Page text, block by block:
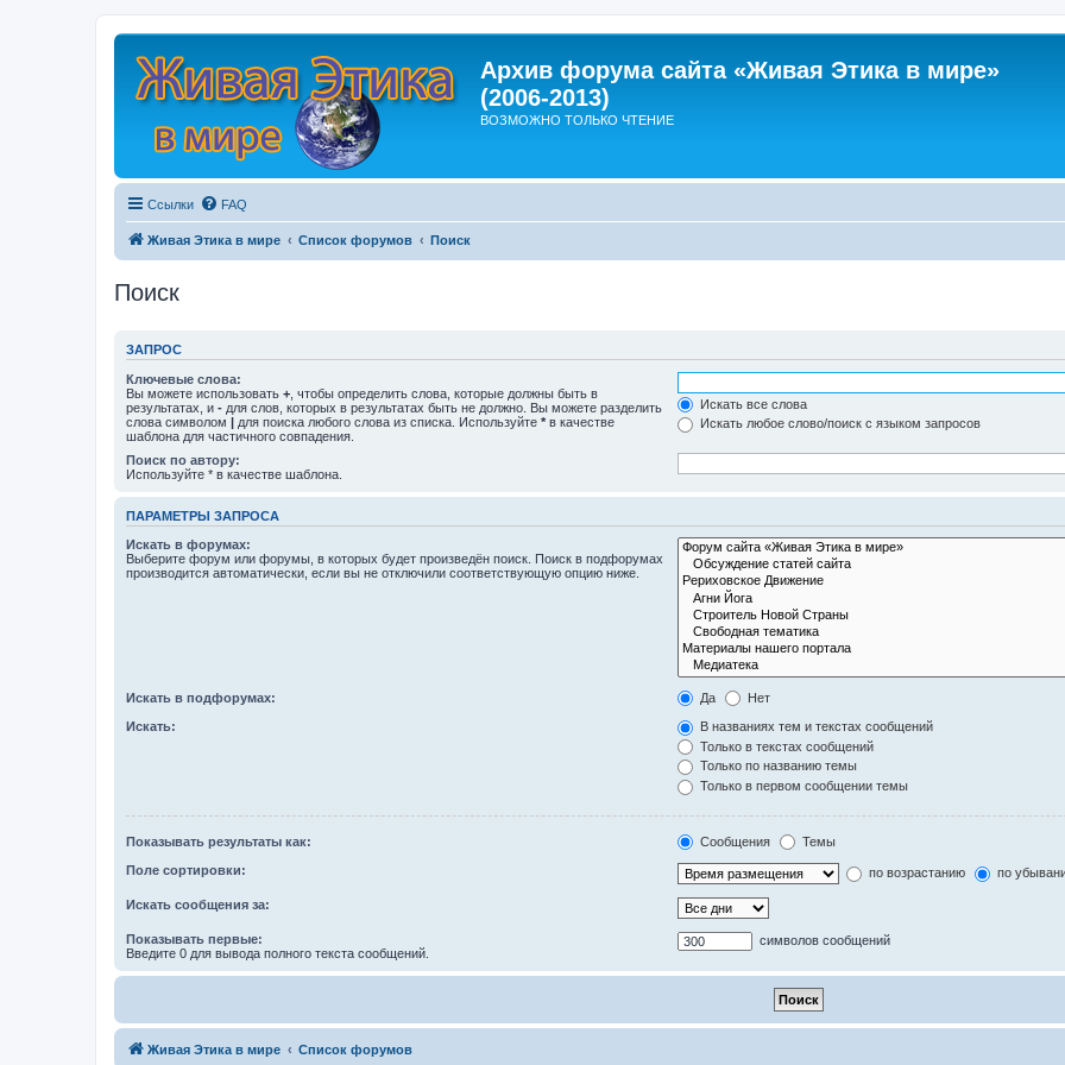
Архив форума сайта «Живая Этика в мире»
(2006-2013)
ВОЗМОЖНО ТОЛЬКО ЧТЕНИЕ
Ссылки FAQ
Живая Этика в мире Список форумов Поиск
Поиск
ЗАПРОС
Ключевые слова:
Вы можете использовать + , чтобы определить слова, которые должны быть в
результатах, и - для слов, которых в результатах быть не должно. Вы можете разделить
слова символом | для поиска любого слова из списка. Используйте * в качестве
шаблона для частичного совпадения.
Искать все слова
Искать любое слово/поиск с языком запросов
Поиск по автору:
Используйте * в качестве шаблона.
ПАРАМЕТРЫ ЗАПРОСА
Искать в форумах:
Выберите форум или форумы, в которых будет произведён поиск. Поиск в подфорумах
производится автоматически, если вы не отключили соответствующую опцию ниже.
Искать в подфорумах: Да Нет
Искать:
В названиях тем и текстах сообщений
Только в текстах сообщений
Только по названию темы
Только в первом сообщении темы
Показывать результаты как: Сообщения Темы
Поле сортировки: по возрастанию по
Искать сообщения за:
Показывать первые:
Введите 0 для вывода полного текста сообщений.
символов сообщений
Живая Этика в мире Список форумов